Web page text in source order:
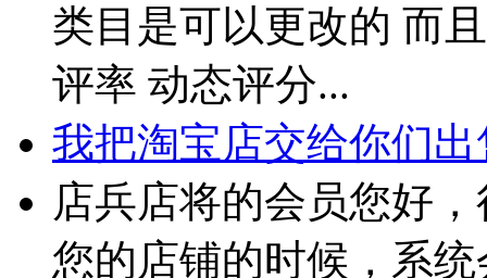
类目是可以更改的 而
评率 动态评分...
我把淘宝店交给你们
店兵店将的会员您好
您的店铺的时候，系